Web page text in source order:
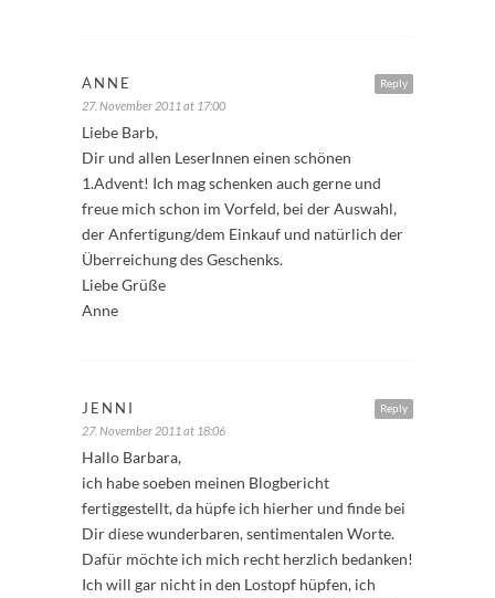
Reply
ANNE
27. November 2011 at 17:00
Liebe Barb,
Dir und allen LeserInnen einen schönen
1.Advent! Ich mag schenken auch gerne und
freue mich schon im Vorfeld, bei der Auswahl,
der Anfertigung/dem Einkauf und natürlich der
Überreichung des Geschenks.
Liebe Grüße
Anne
Reply
JENNI
27. November 2011 at 18:06
Hallo Barbara,
ich habe soeben meinen Blogbericht
fertiggestellt, da hüpfe ich hierher und finde bei
Dir diese wunderbaren, sentimentalen Worte.
Dafür möchte ich mich recht herzlich bedanken!
Ich will gar nicht in den Lostopf hüpfen, ich